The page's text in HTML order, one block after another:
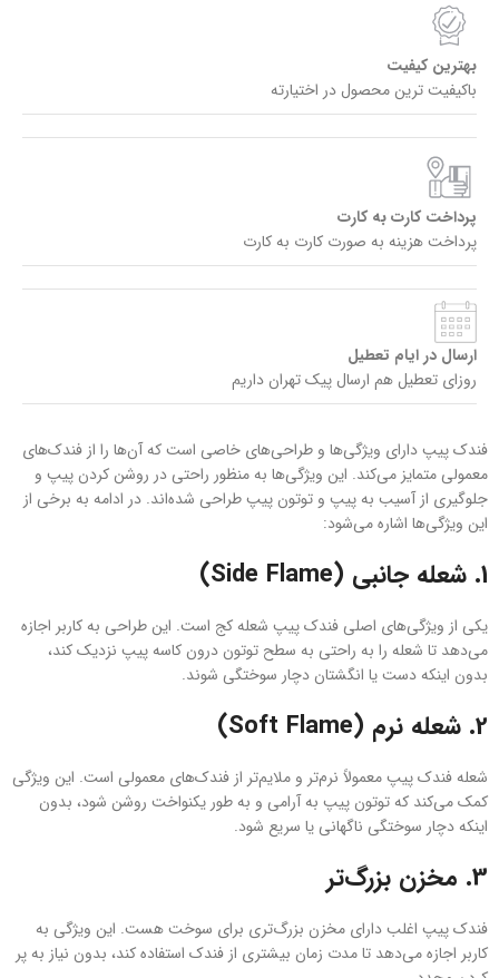
بهترین کیفیت
باکیفیت ترین محصول در اختیارته
پرداخت کارت به کارت
پرداخت هزینه به صورت کارت به کارت
ارسال در ایام تعطیل
روزای تعطیل هم ارسال پیک تهران داریم
فندک‌ پیپ دارای ویژگی‌ها و طراحی‌های خاصی است که آن‌ها را از فندک‌های
معمولی متمایز می‌کند. این ویژگی‌ها به منظور راحتی در روشن کردن پیپ و
جلوگیری از آسیب به پیپ و توتون پیپ طراحی شده‌اند. در ادامه به برخی از
این ویژگی‌ها اشاره می‌شود:
1. شعله جانبی (Side Flame)
یکی از ویژگی‌های اصلی فندک‌ پیپ شعله کج است. این طراحی به کاربر اجازه
می‌دهد تا شعله را به راحتی به سطح توتون درون کاسه پیپ نزدیک کند،
بدون اینکه دست یا انگشتان دچار سوختگی شوند.
2. شعله نرم (Soft Flame)
شعله فندک‌ پیپ معمولاً نرم‌تر و ملایم‌تر از فندک‌های معمولی است. این ویژگی
کمک می‌کند که توتون پیپ به آرامی و به طور یکنواخت روشن شود، بدون
اینکه دچار سوختگی ناگهانی یا سریع شود.
3. مخزن بزرگ‌تر
فندک‌ پیپ اغلب دارای مخزن بزرگ‌تری برای سوخت هست. این ویژگی به
کاربر اجازه می‌دهد تا مدت زمان بیشتری از فندک استفاده کند، بدون نیاز به پر